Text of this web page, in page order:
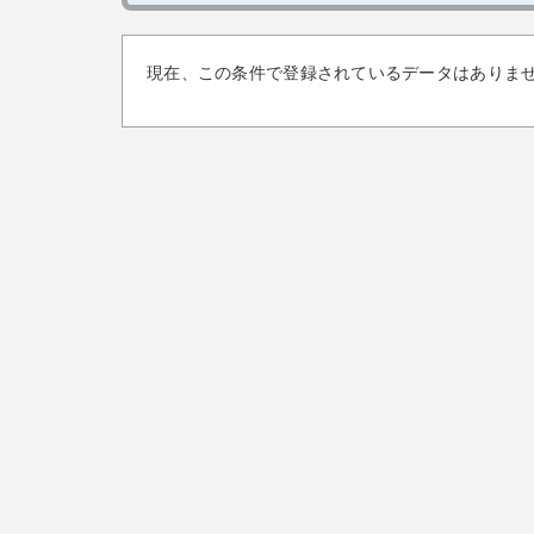
現在、この条件で登録されているデータはありま